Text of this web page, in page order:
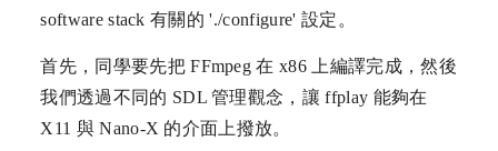
software stack 有關的 './configure' 設定。
首先，同學要先把 FFmpeg 在 x86 上編譯完成，然後
我們透過不同的 SDL 管理觀念，讓 ffplay 能夠在
X11 與 Nano-X 的介面上撥放。